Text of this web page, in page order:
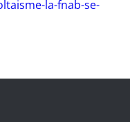
la-fnab-se-